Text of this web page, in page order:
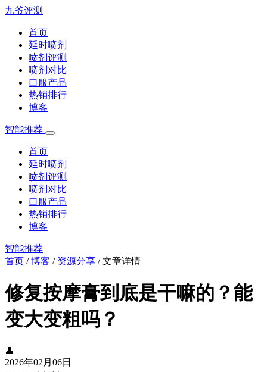
九爷评测
首页
延时喷剂
喷剂评测
喷剂对比
口服产品
热销排行
博客
智能推荐
首页
延时喷剂
喷剂评测
喷剂对比
口服产品
热销排行
博客
智能推荐
首页 /博客 / 资源分享 /文章详情
修复按摩膏到底是干嘛的？能
变大变粗吗？
👤
2026年02月06日